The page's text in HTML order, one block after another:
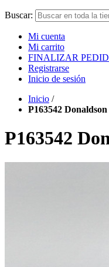
Buscar:
Mi cuenta
Mi carrito
FINALIZAR
Registrarse
Inicio de sesión
Inicio /
P163542 Donaldson
P163542